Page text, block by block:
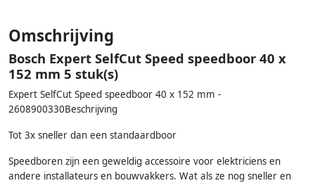
Omschrijving
Bosch Expert SelfCut Speed speedboor 40 x
152 mm 5 stuk(s)
Expert SelfCut Speed speedboor 40 x 152 mm -
2608900330Beschrijving
Tot 3x sneller dan een standaardboor
Speedboren zijn een geweldig accessoire voor elektriciens en
andere installateurs en bouwvakkers. Wat als ze nog sneller en